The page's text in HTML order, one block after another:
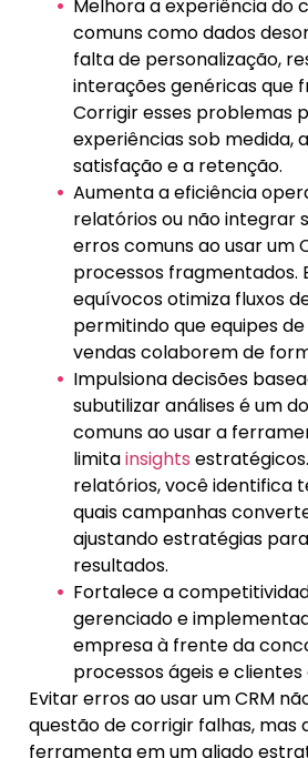
Melhora a experiência do
comuns como dados
falta de personalização,
interações genéricas que
Corrigir esses problemas
experiências sob medida,
satisfação e a retenção.
Aumenta a eficiência
relatórios ou não integrar
erros comuns ao usar um
processos fragmentados.
equívocos otimiza fluxos
permitindo que equipes
vendas colaborem de
Impulsiona decisões
subutilizar análises é um
comuns ao usar a
limitainsights
relatórios, você identifica
quais campanhas
ajustando estratégias
resultados.
Fortalece a
gerenciado e
empresa à frente da
processos ágeis e clientes
Evitar erros ao usar um CRM
questão de corrigir falhas,
ferramenta em um aliado